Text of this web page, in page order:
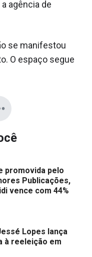
agência de
se manifestou
O espaço segue
promovida pelo
Publicações,
vence com 44%
Lopes lança
à reeleição em